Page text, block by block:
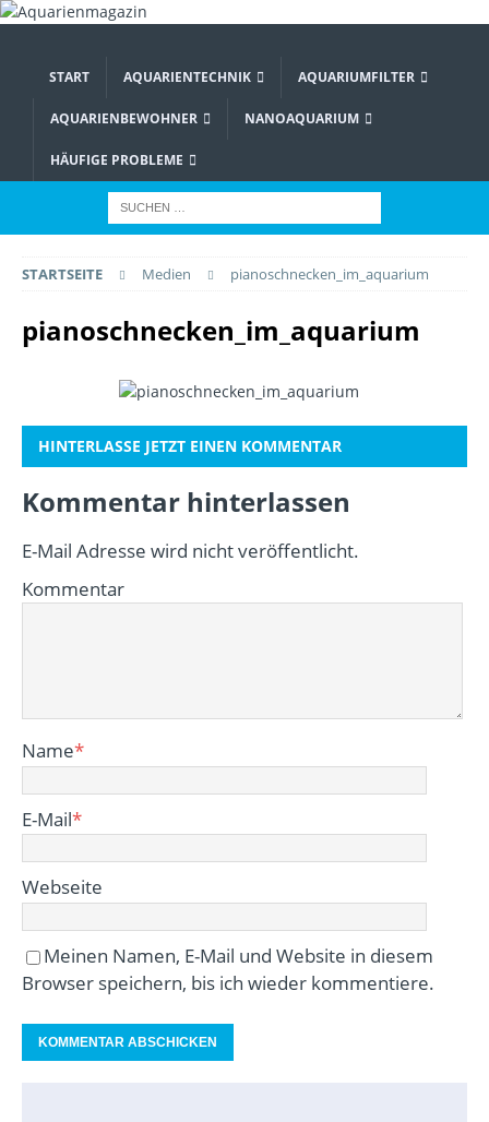
START AQUARIENTECHNIK AQUARIUMFILTER
AQUARIENBEWOHNER NANOAQUARIUM
HÄUFIGE PROBLEME
STARTSEITE Medien pianoschnecken_im_aquarium
pianoschnecken_im_aquarium
HINTERLASSE JETZT EINEN KOMMENTAR
Kommentar hinterlassen
E-Mail Adresse wird nicht veröffentlicht.
Kommentar
Name*
E-Mail*
Webseite
Meinen Namen, E-Mail und Website in diesem
Browser speichern, bis ich wieder kommentiere.